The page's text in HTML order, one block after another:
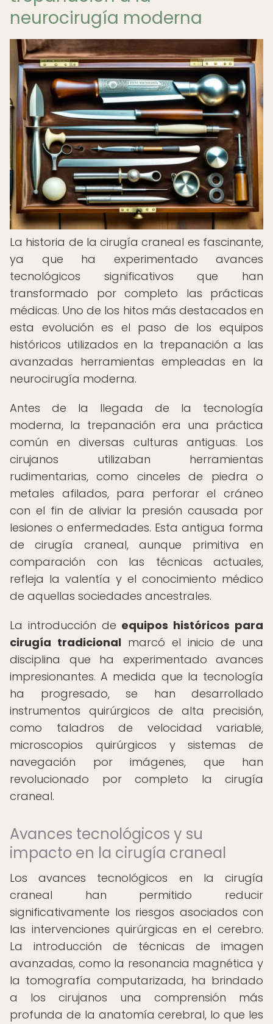
neurocirugía moderna
La historia de la cirugía craneal es fascinante,
ya que ha experimentado avances
tecnológicos significativos que han
transformado por completo las prácticas
médicas. Uno de los hitos más destacados en
esta evolución es el paso de los equipos
históricos utilizados en la trepanación a las
avanzadas herramientas empleadas en la
neurocirugía moderna.
Antes de la llegada de la tecnología
moderna, la trepanación era una práctica
común en diversas culturas antiguas. Los
cirujanos utilizaban herramientas
rudimentarias, como cinceles de piedra o
metales afilados, para perforar el cráneo
con el fin de aliviar la presión causada por
lesiones o enfermedades. Esta antigua forma
de cirugía craneal, aunque primitiva en
comparación con las técnicas actuales,
refleja la valentía y el conocimiento médico
de aquellas sociedades ancestrales.
La introducción de equipos históricos para
cirugía tradicional marcó el inicio de una
disciplina que ha experimentado avances
impresionantes. A medida que la tecnología
ha progresado, se han desarrollado
instrumentos quirúrgicos de alta precisión,
como taladros de velocidad variable,
microscopios quirúrgicos y sistemas de
navegación por imágenes, que han
revolucionado por completo la cirugía
craneal.
Avances tecnológicos y su
impacto en la cirugía craneal
Los avances tecnológicos en la cirugía
craneal han permitido reducir
significativamente los riesgos asociados con
las intervenciones quirúrgicas en el cerebro.
La introducción de técnicas de imagen
avanzadas, como la resonancia magnética y
la tomografía computarizada, ha brindado
a los cirujanos una comprensión más
profunda de la anatomía cerebral, lo que les